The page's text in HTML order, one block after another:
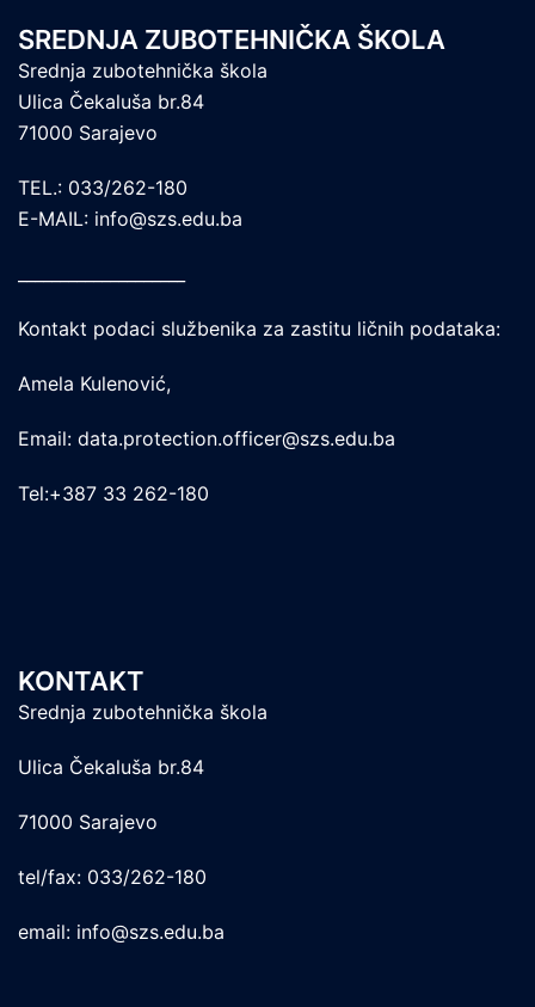
SREDNJA ZUBOTEHNIČKA ŠKOLA
Srednja zubotehnička škola
Ulica Čekaluša br.84
71000 Sarajevo
TEL.: 033/262-180
E-MAIL: info@szs.edu.ba
Kontakt podaci službenika za zastitu ličnih podataka:
Amela Kulenović,
Email: data.protection.officer@szs.edu.ba
Tel:+387 33 262-180
KONTAKT
Srednja zubotehnička škola
Ulica Čekaluša br.84
71000 Sarajevo
tel/fax: 033/262-180
email: info@szs.edu.ba